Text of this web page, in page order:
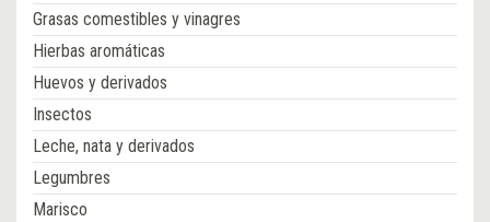
Grasas comestibles y vinagres
Hierbas aromáticas
Huevos y derivados
Insectos
Leche, nata y derivados
Legumbres
Marisco